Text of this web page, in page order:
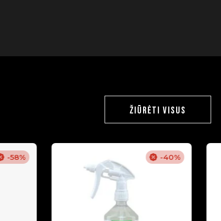
ŽIŪRĖTI VISUS
-58% -40%